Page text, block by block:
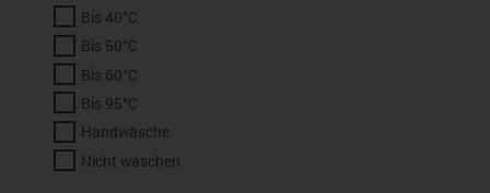
Bis 40°C
Bis 50°C
Bis 60°C
Bis 95°C
Handwäsche
Nicht waschen